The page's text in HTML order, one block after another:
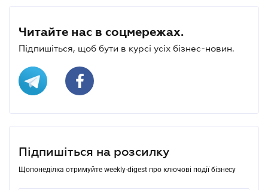
Читайте нас в соцмережах.
Підпишіться, щоб бути в курсі усіх бізнес-новин.
Підпишіться на розсилку
Щопонеділка отримуйте weekly-digest про ключові події бізнесу